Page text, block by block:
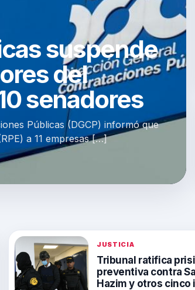
suspende
del
senadores
Públicas (DGCP) informó que
a 11 empresas […]
JUSTICIA
Tribunal ratifica
preventiva contra
Hazim y otros cinco